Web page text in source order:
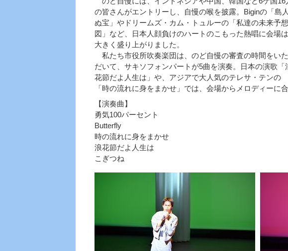
の皆さんがエントリーし、自慢の喉を披露。Biginの「島人
ぬ宝」やドリームズ・カム・トュルーの「私達の未来予想
図」など、日本人顔負けのハートのこもった熱唱に会場は
大きく盛り上がりました。
私たち市役所吹奏楽団は、のど自慢の審査の時間をいた
だいて、サキソフォンパートが5曲を演奏。日本の演歌「
花節だよ人生は」や、アジアで大人気のテレサ・テンの
「時の流れに身をまかせ」では、会場からメロディーに
【演奏曲】
勇気100パーセント
Butterfly
時の流れに身をまかせ
浪花節だよ人生は
こぎつね